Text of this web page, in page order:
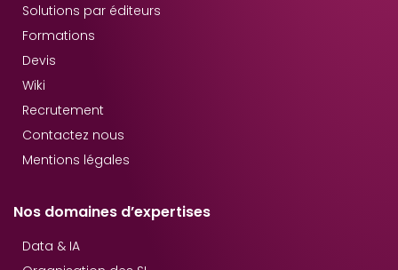
Solutions par éditeurs
Formations
Devis
Wiki
Recrutement
Contactez nous
Mentions légales
Nos domaines d’expertises
Data & IA